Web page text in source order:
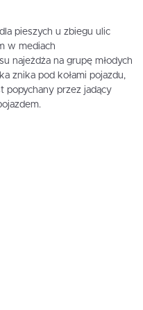
pieszych u zbiegu ulic
w mediach
najeżdża na grupę młodych
znika pod kołami pojazdu,
popychany przez jadący